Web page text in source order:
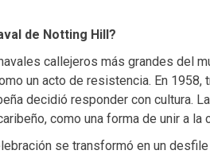
de Notting Hill?
callejeros más grandes del
un acto de resistencia. En
decidió responder con cultura.
como una forma de unir a la
se transformó en un